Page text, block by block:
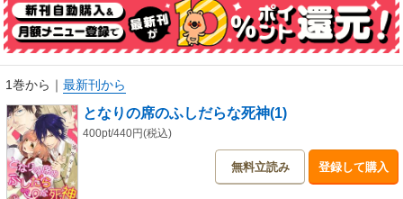
悪魔な彼らの「正体」とは？ そして、朱里を狙う目的とは――！？
1巻から ｜ 最新刊から
となりの席のふしだらな死神(1)
400pt/440円(税込)
無料立読み 登録して購入